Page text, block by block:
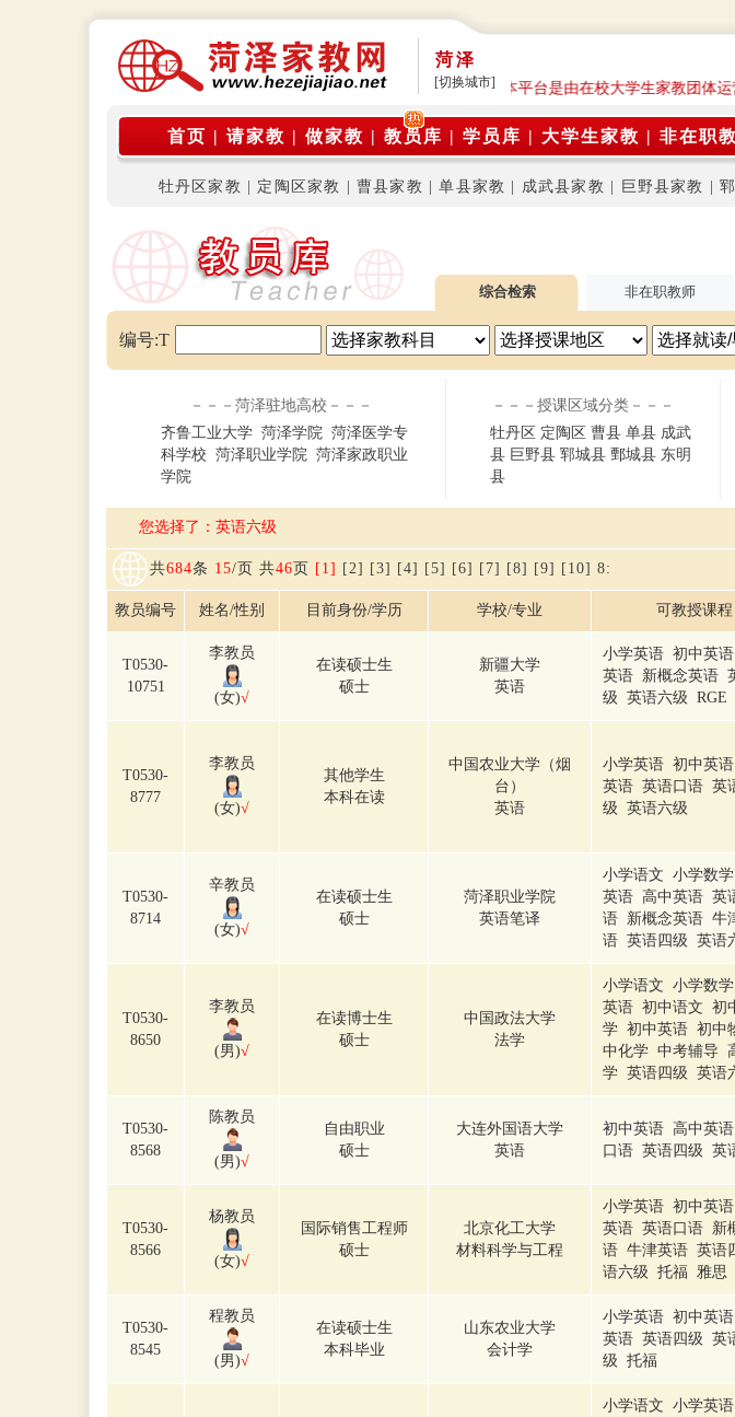
菏泽
[切换城市]
公告: 本平台是由在校大学生家教团体运
首页 | 请家教 | 做家教 | 教员库 | 学员库 | 大学生家教 | 非在职
牡丹区家教 定陶区家教 |曹县家教 |单县家教 成武县家教 巨野县家教 |
综合检索 非在职教师
编号:T
－－－菏泽驻地高校－－－
齐鲁工业大学 菏泽学院 菏泽医学专
科学校 菏泽职业学院 菏泽家政职业
学院
－－－授课区域分类－－－
牡丹区 定陶区 曹县 单县 成武
县 巨野县 郓城县 鄄城县 东明
县
您选择了：英语六级
共684条 15/页 共46页 [1] [2] [3] [4] [5] [6] [7] [8] [9] [10] 8:
教员编号 姓名/性别 目前身份/学历 学校/专业 可教授课程
T0530-
10751
李教员
(女)√
在读硕士生
硕士
新疆大学
英语
小学英语 初中英
英语 新概念英语
级 英语六级 RGE
T0530-
8777
李教员
(女)√
其他学生
本科在读
中国农业大学（烟
台）
英语
小学英语 初中英
英语 英语口语 英
级 英语六级
T0530-
8714
辛教员
(女)√
在读硕士生
硕士
菏泽职业学院
英语笔译
小学语文 小学数
英语 高中英语 英
语 新概念英语 牛
语 英语四级 英语
T0530-
8650
李教员
(男)√
在读博士生
硕士
中国政法大学
法学
小学语文 小学数
英语 初中语文 初
学 初中英语 初中
中化学 中考辅导
学 英语四级 英语
T0530-
8568
陈教员
(男)√
自由职业
硕士
大连外国语大学
英语
初中英语 高中英
口语 英语四级 英
T0530-
8566
杨教员
(女)√
国际销售工程师
硕士
北京化工大学
材料科学与工程
小学英语 初中英
英语 英语口语 新
语 牛津英语 英语
语六级 托福 雅思
T0530-
8545
程教员
(男)√
在读硕士生
本科毕业
山东农业大学
会计学
小学英语 初中英
英语 英语四级 英
级 托福
小学语文 小学英